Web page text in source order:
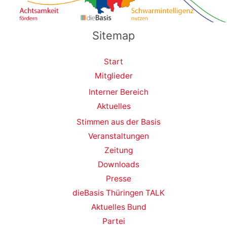
Sitemap
Start
Mitglieder
Interner Bereich
Aktuelles
Stimmen aus der Basis
Veranstaltungen
Zeitung
Downloads
Presse
dieBasis Thüringen TALK
Aktuelles Bund
Partei